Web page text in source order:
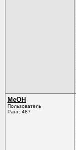
MeOH
Пользователь
Ранг: 487